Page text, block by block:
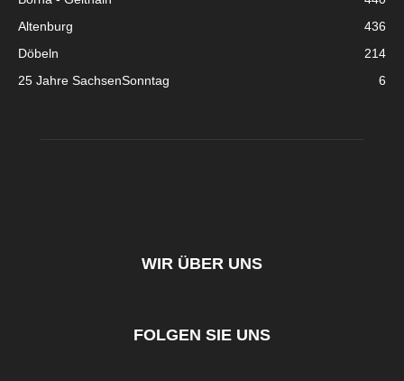
Altenburg
436
Döbeln
214
25 Jahre SachsenSonntag
6
WIR ÜBER UNS
FOLGEN SIE UNS